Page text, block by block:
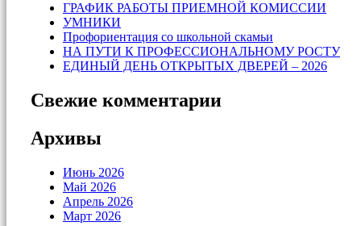
ГРАФИК РАБОТЫ ПРИЕМНОЙ КОМИССИИ
УМНИКИ
Профориентация со школьной скамьи
НА ПУТИ К ПРОФЕССИОНАЛЬНОМУ РОСТУ
ЕДИНЫЙ ДЕНЬ ОТКРЫТЫХ ДВЕРЕЙ – 2026
Свежие комментарии
Архивы
Июнь 2026
Май 2026
Апрель 2026
Март 2026